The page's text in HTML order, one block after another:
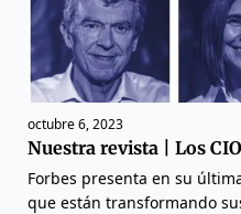
octubre 6, 2023
Nuestra revista | Los
Forbes presenta en su
que están transformando